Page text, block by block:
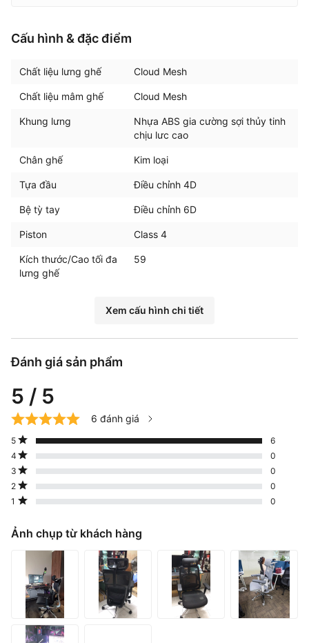
Cấu hình & đặc điểm
Chất liệu lưng ghế Cloud Mesh
Chất liệu mâm ghế Cloud Mesh
Khung lưng
Nhựa ABS gia cường sợi thủy tinh
chịu lưc cao
Chân ghế Kim loại
Tựa đầu Điều chỉnh 4D
Bệ tỳ tay Điều chỉnh 6D
Piston Class 4
Kích thước/Cao tối đa
lưng ghế
59
Xem cấu hình chi tiết
Đánh giá sản phẩm
5 / 5
6 đánh giá
1 0
2 0
3 0
4 0
5 6
Ảnh chụp từ khách hàng